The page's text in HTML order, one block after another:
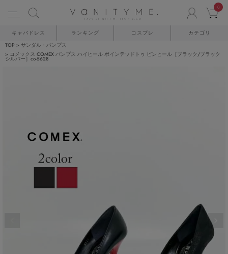
0
キャバドレス ランキング コスプレ カテゴリ
TOP
サンダル・パンプス
コメックス COMEX パンプス ハイヒール ポインテッドトゥ ピンヒール［ブラック/ブラック
シルバー］co-5628